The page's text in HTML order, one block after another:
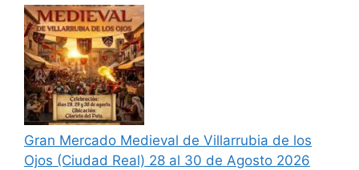
Gran Mercado Medieval de Villarrubia de los
Ojos (Ciudad Real) 28 al 30 de Agosto 2026